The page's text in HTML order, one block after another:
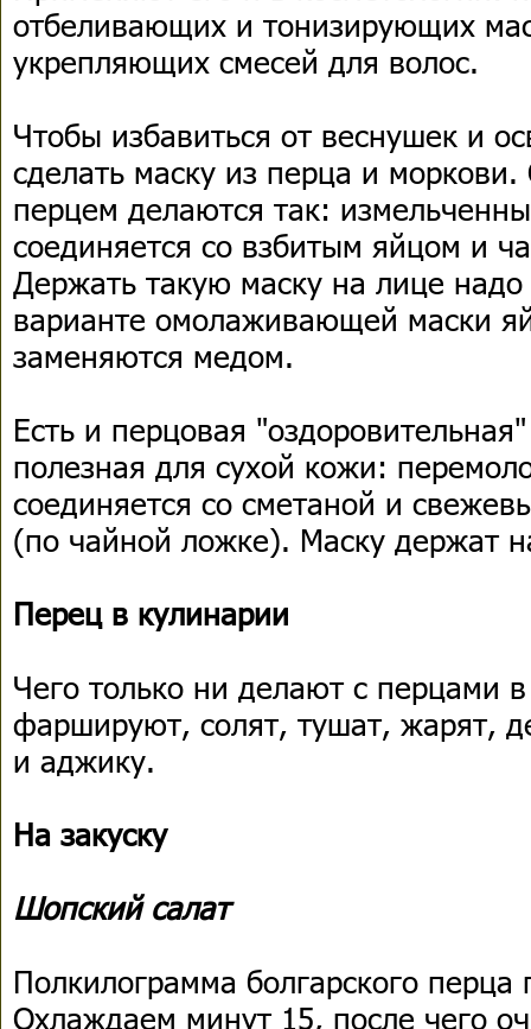
отбеливающих и тонизирующих
укрепляющих смесей для волос.
Чтобы избавиться от веснушек и
сделать маску из перца и
перцем делаются так:
соединяется со взбитым яйцом и
Держать такую маску на лице
варианте омолаживающей маски
заменяются медом.
Есть и перцовая
полезная для сухой кожи:
соединяется со сметаной и
(по чайной ложке). Маску держат
Перец в кулинарии
Чего только ни делают с перцами
фаршируют, солят, тушат, жарят,
и аджику.
На закуску
Шопский салат
Полкилограмма болгарского
Охлаждаем минут 15, после чего